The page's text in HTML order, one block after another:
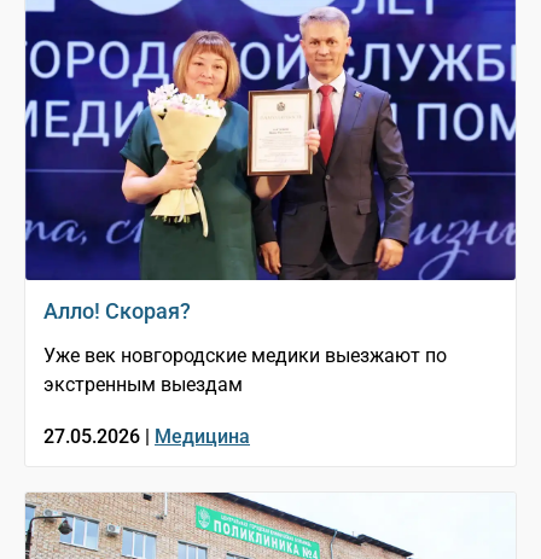
Алло! Скорая?
Уже век новгородские медики выезжают по
экстренным выездам
27.05.2026 | Медицина